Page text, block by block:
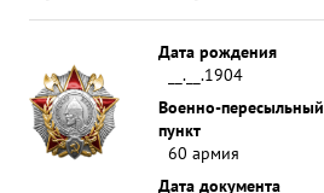
Дата рождения
__.__.1904
Военно-пересыльный
пункт
60 армия
Дата документа